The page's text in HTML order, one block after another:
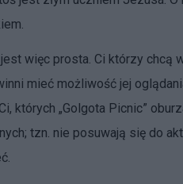
więc prosta. Ci którzy
mieć możliwość jej
których „Golgota Picnic”
tzn. nie posuwają się do